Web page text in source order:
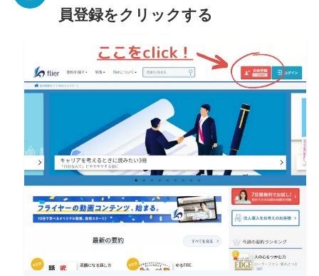
員登録をクリックする